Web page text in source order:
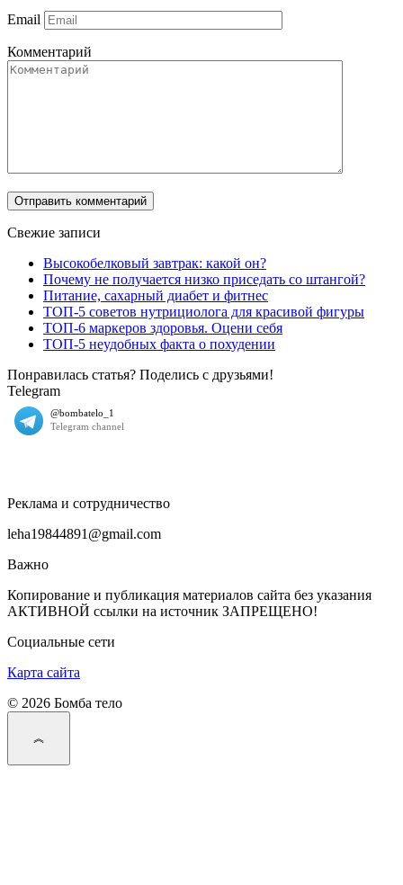
Email
Комментарий
Свежие записи
Высокобелковый завтрак: какой он?
Почему не получается низко приседать со штангой?
Питание, сахарный диабет и фитнес
ТОП-5 советов нутрициолога для красивой фигуры
ТОП-6 маркеров здоровья. Оцени себя
ТОП-5 неудобных факта о похудении
Понравилась статья? Поделись с друзьями!
Telegram
Реклама и сотрудничество
leha19844891@gmail.com
Важно
Копирование и публикация материалов сайта без указания
АКТИВНОЙ ссылки на источник ЗАПРЕЩЕНО!
Социальные сети
Карта сайта
© 2026 Бомба тело